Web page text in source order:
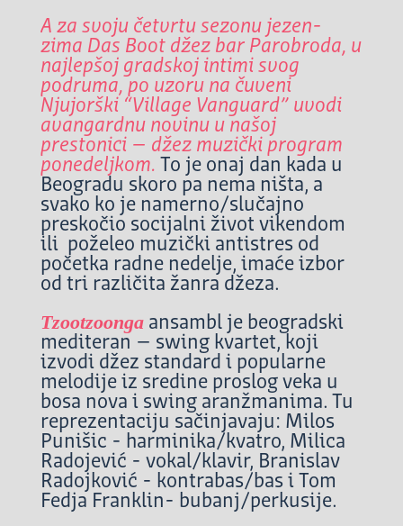
A za svoju četvrtu sezonu jezen-
zima Das Boot džez bar Parobroda, u
najlepšoj gradskoj intimi svog
podruma, po uzoru na čuveni
Njujorški “Village Vanguard” uvodi
avangardnu novinu u našoj
prestonici – džez muzički program
ponedeljkom.
To je onaj dan kada u
Beogradu skoro pa nema ništa, a
svako ko je namerno/slučajno
preskočio socijalni život vikendom
ili poželeo muzički antistres od
početka radne nedelje, imaće izbor
od tri različita žanra džeza.
Tzootzoonga ansambl je beogradski
mediteran – swing kvartet, koji
izvodi džez standard i popularne
melodije iz sredine proslog veka u
bosa nova i swing aranžmanima. Tu
reprezentaciju sačinjavaju: Milos
Punišic - harminika/kvatro, Milica
Radojević - vokal/klavir, Branislav
Radojković - kontrabas/bas i Tom
Fedja Franklin- bubanj/perkusije.